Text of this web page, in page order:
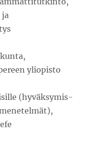
ja
yliopisto
(hyväksymis-